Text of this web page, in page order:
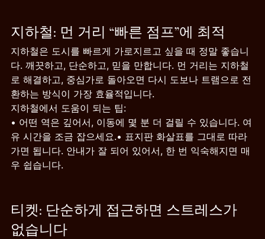
지하철: 먼 거리 “빠른 점프”에 최적
지하철은 도시를 빠르게 가로지르고 싶을 때 정말 좋습니
다. 깨끗하고, 단순하고, 믿을 만합니다. 먼 거리는 지하철
로 해결하고, 중심가로 돌아오면 다시 도보나 트램으로 전
환하는 방식이 가장 효율적입니다.
지하철에서 도움이 되는 팁:
• 어떤 역은 깊어서, 이동에 몇 분 더 걸릴 수 있습니다. 여
유 시간을 조금 잡으세요.• 표지판 화살표를 그대로 따라
가면 됩니다. 안내가 잘 되어 있어서, 한 번 익숙해지면 매
우 쉽습니다.
티켓: 단순하게 접근하면 스트레스가
없습니다